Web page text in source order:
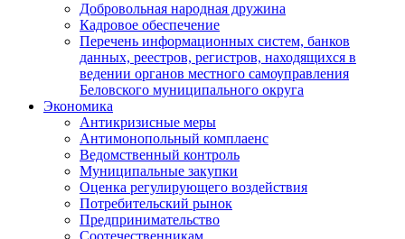
Добровольная народная дружина
Кадровое обеспечение
Перечень информационных систем, банков
данных, реестров, регистров, находящихся в
ведении органов местного самоуправления
Беловского муниципального округа
Экономика
Антикризисные меры
Антимонопольный комплаенс
Ведомственный контроль
Муниципальные закупки
Оценка регулирующего воздействия
Потребительский рынок
Предпринимательство
Соотечественникам